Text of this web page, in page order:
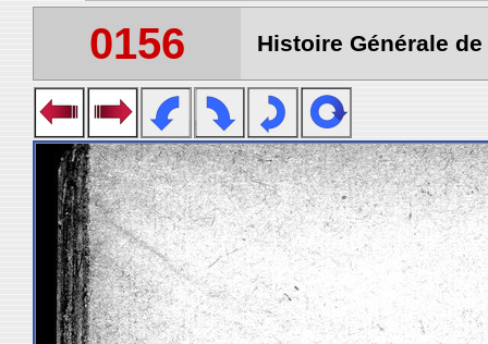
0156 Histoire Générale